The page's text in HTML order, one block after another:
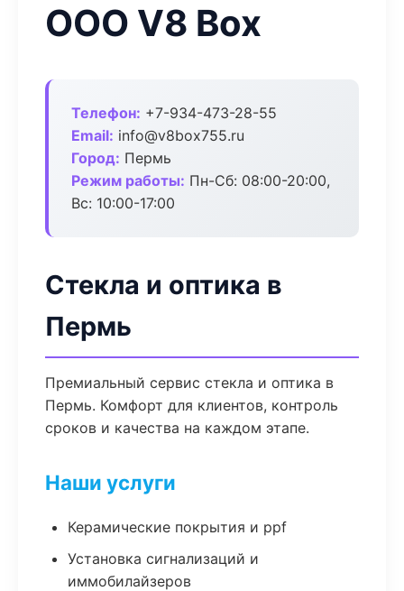
ООО V8 Box
Телефон: +7-934-473-28-55
Email: info@v8box755.ru
Город: Пермь
Режим работы: Пн-Сб: 08:00-20:00,
Вс: 10:00-17:00
Стекла и оптика в
Пермь
Премиальный сервис стекла и оптика в
Пермь. Комфорт для клиентов, контроль
сроков и качества на каждом этапе.
Наши услуги
Керамические покрытия и ppf
Установка сигнализаций и
иммобилайзеров